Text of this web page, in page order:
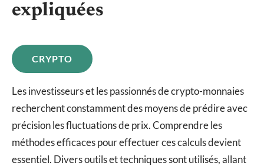
expliquées
CRYPTO
Les investisseurs et les passionnés de crypto-monnaies
recherchent constamment des moyens de prédire avec
précision les fluctuations de prix. Comprendre les
méthodes efficaces pour effectuer ces calculs devient
essentiel. Divers outils et techniques sont utilisés, allant